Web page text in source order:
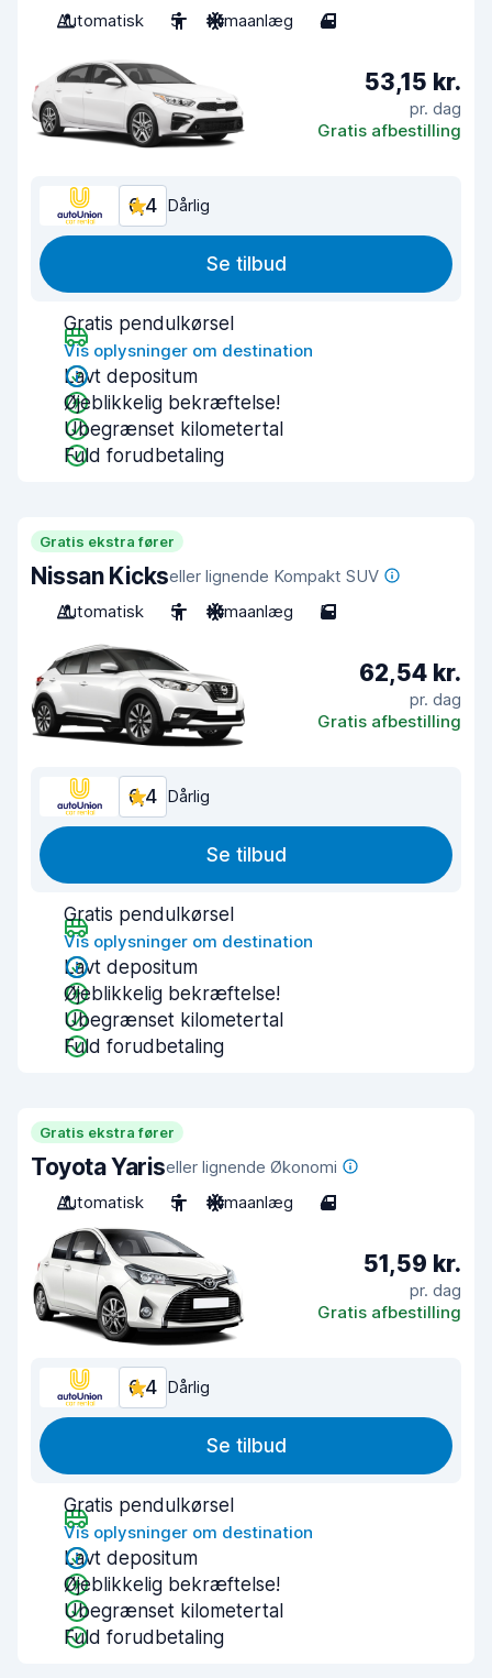
Automatisk
5 Klimaanlæg 4
53,15 kr.
pr. dag
Gratis afbestilling
6,4 Dårlig
Se tilbud
Gratis pendulkørsel
Vis oplysninger om destination
Lavt depositum
Øjeblikkelig bekræftelse!
Ubegrænset kilometertal
Fuld forudbetaling
Gratis ekstra fører
Nissan Kickseller lignende Kompakt SUV
Automatisk
5 Klimaanlæg 5
62,54 kr.
pr. dag
Gratis afbestilling
6,4 Dårlig
Se tilbud
Gratis pendulkørsel
Vis oplysninger om destination
Lavt depositum
Øjeblikkelig bekræftelse!
Ubegrænset kilometertal
Fuld forudbetaling
Gratis ekstra fører
Toyota Yariseller lignende Økonomi
Automatisk
5 Klimaanlæg 4
51,59 kr.
pr. dag
Gratis afbestilling
6,4 Dårlig
Se tilbud
Gratis pendulkørsel
Vis oplysninger om destination
Lavt depositum
Øjeblikkelig bekræftelse!
Ubegrænset kilometertal
Fuld forudbetaling